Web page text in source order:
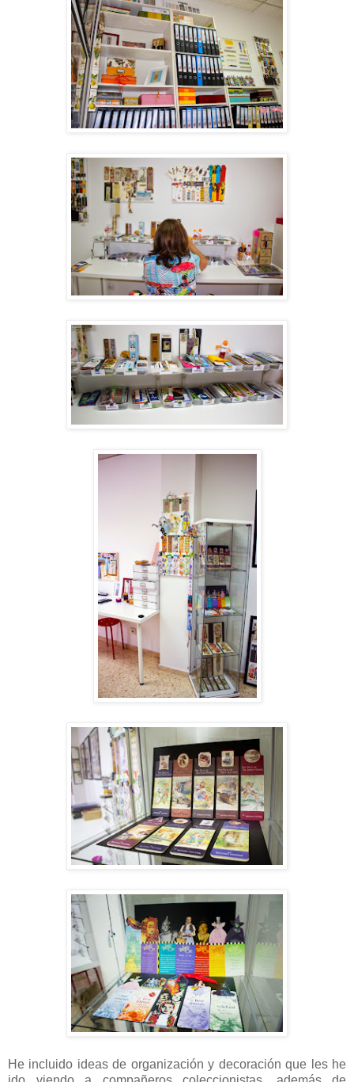
He incluido ideas de organización y decoración que les he